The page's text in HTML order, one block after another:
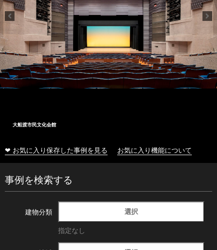
大船渡市民文化会館
❤ お気に入り保存した事例を見る お気に入り機能について
事例を検索する
建物分類 選択
指定なし